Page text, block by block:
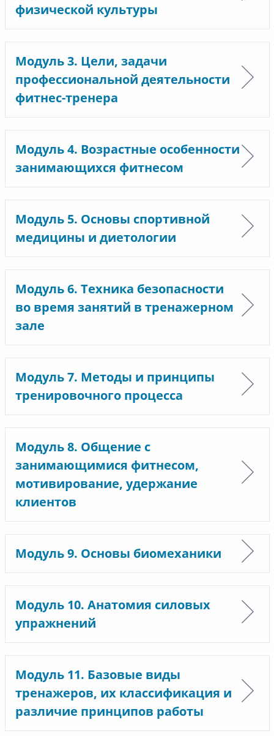
физической культуры
Модуль 3. Цели, задачи
профессиональной деятельности
фитнес-тренера
Модуль 4. Возрастные особенности
занимающихся фитнесом
Модуль 5. Основы спортивной
медицины и диетологии
Модуль 6. Техника безопасности
во время занятий в тренажерном
зале
Модуль 7. Методы и принципы
тренировочного процесса
Модуль 8. Общение с
занимающимися фитнесом,
мотивирование, удержание
клиентов
Модуль 9. Основы биомеханики
Модуль 10. Анатомия силовых
упражнений
Модуль 11. Базовые виды
тренажеров, их классификация и
различие принципов работы